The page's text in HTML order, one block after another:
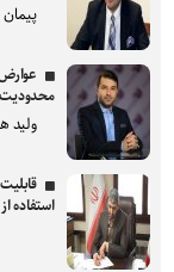
عوارض
محدودیت
ولید
استفاده